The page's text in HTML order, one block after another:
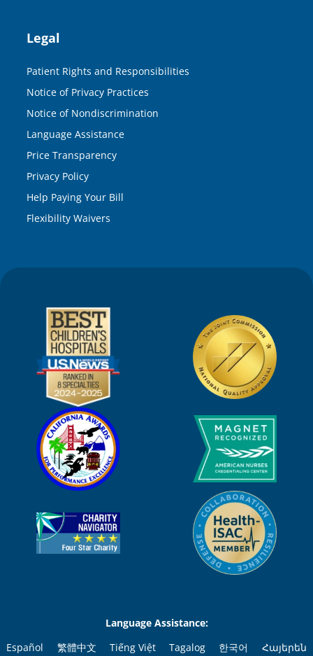
Legal
Patient Rights and Responsibilities
Notice of Privacy Practices
Notice of Nondiscrimination
Language Assistance
Price Transparency
Privacy Policy
Help Paying Your Bill
Flexibility Waivers
Language Assistance:
Español
繁體中文 Tiếng Việt Tagalog 한국어 Հայերեն